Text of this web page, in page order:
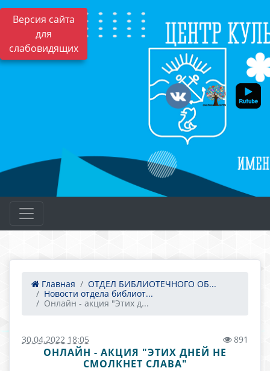
Версия сайта
для
слабовидящих
Главная
ОТДЕЛ БИБЛИОТЕЧНОГО ОБ...
Новости отдела библиот...
Онлайн - акция "Этих д...
30.04.2022 18:05 891
ОНЛАЙН - АКЦИЯ "ЭТИХ ДНЕЙ НЕ
СМОЛКНЕТ СЛАВА"